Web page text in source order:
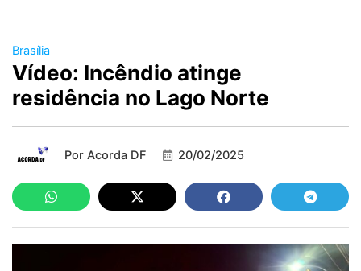
Brasília
Vídeo: Incêndio atinge
residência no Lago Norte
Por Acorda DF 20/02/2025